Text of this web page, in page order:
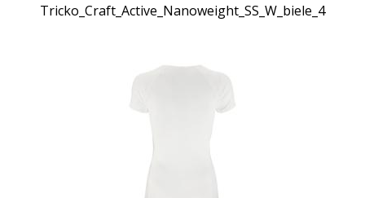
Tricko_Craft_Active_Nanoweight_SS_W_biele_4